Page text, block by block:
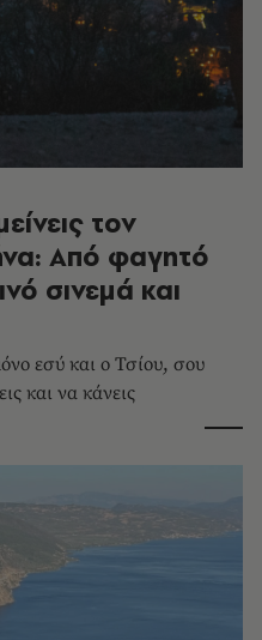
τον
Από φαγητό
σινεμά και
εσύ και ο Τσίου, σου
και να κάνεις